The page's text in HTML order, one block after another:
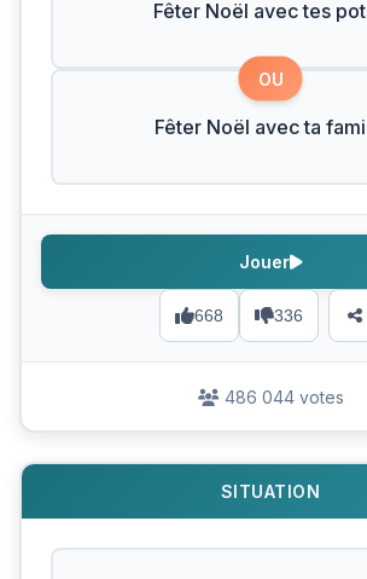
Fêter Noël avec tes
OU
Fêter Noël avec ta
668 336
Jouer
486 044 votes
SITUATION